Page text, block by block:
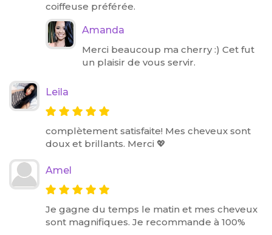
coiffeuse préférée.
Amanda
Merci beaucoup ma cherry :) Cet fut
un plaisir de vous servir.
Leila
complètement satisfaite! Mes cheveux sont
doux et brillants. Merci 💖
Amel
Je gagne du temps le matin et mes cheveux
sont magnifiques. Je recommande à 100%